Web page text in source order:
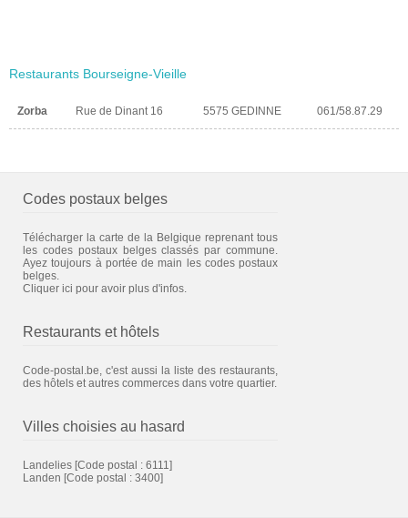
Restaurants Bourseigne-Vieille
Zorba Rue de Dinant 16 5575 GEDINNE 061/58.87.29
Codes postaux belges
Télécharger la carte de la Belgique reprenant tous
les codes postaux belges classés par commune.
Ayez toujours à portée de main les codes postaux
belges.
Cliquer ici pour avoir plus d'infos.
Restaurants et hôtels
Code-postal.be, c'est aussi la liste des restaurants,
des hôtels et autres commerces dans votre quartier.
Villes choisies au hasard
Landelies [Code postal : 6111]
Landen [Code postal : 3400]